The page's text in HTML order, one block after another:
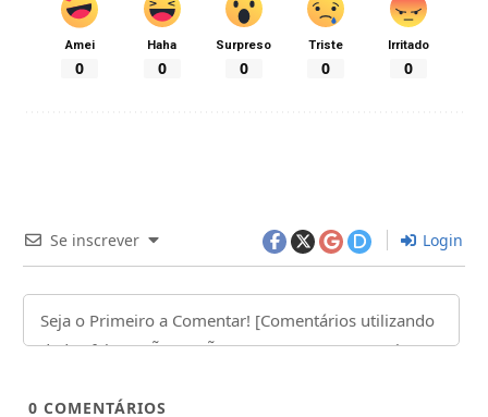
Amei
0
Haha
0
Surpreso
0
Triste
0
Irritado
0
Se inscrever Login
0 COMENTÁRIOS